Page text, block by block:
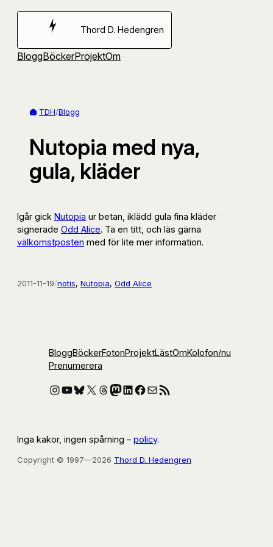
Hoppa
Thord D. Hedengren
BloggBöckerProjektOm
TDH/Blogg
Nutopia med nya,
gula, kläder
Igår gick Nutopia ur betan, iklädd gula fina kläder
signerade Odd Alice. Ta en titt, och läs gärna
välkomstposten med för lite mer information.
2011-11-19/notis, Nutopia, Odd Alice
BloggBöckerFotonProjektLästOmKolofon/nu
Prenumerera
Instagram
YouTube
Bluesky
X Threads
Mastodon
LinkedIn
Facebook
E-postRSS-flöde
Inga kakor, ingen spårning – policy.
Copyright © 1997—2026 Thord D. Hedengren